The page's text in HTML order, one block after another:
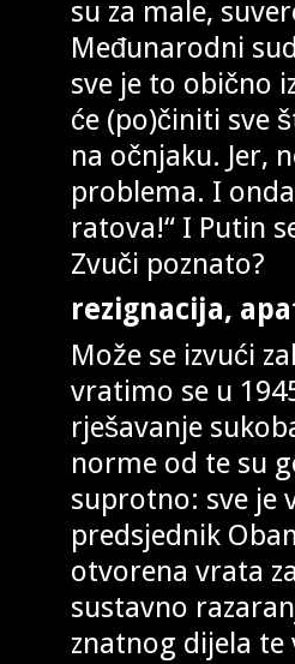
su za male,
Međunarodni
sve je to obično
će (po)činiti sve
na očnjaku. Jer,
problema. I
ratova!“ I Putin
Zvuči poznato?
rezignacija,
Može se izvući
vratimo se u
rješavanje
norme od te su
suprotno: sve je
predsjednik
otvorena vrata
sustavno
znatnog dijela te